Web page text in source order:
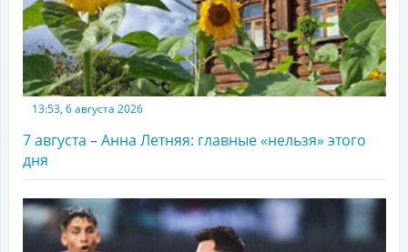
13:53, 6 августа 2026
7 августа – Анна Летняя: главные «нельзя» этого
дня